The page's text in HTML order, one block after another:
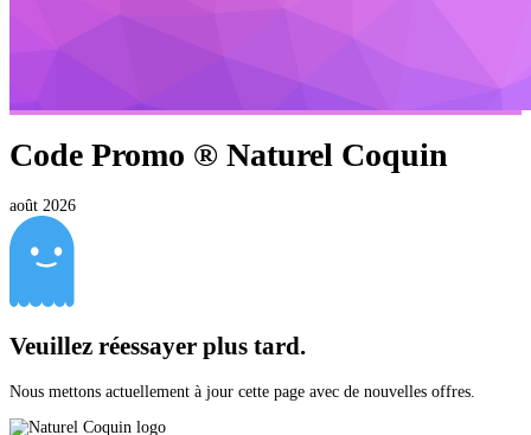
Code Promo ® Naturel Coquin
août 2026
Veuillez réessayer plus tard.
Nous mettons actuellement à jour cette page avec de nouvelles offres.